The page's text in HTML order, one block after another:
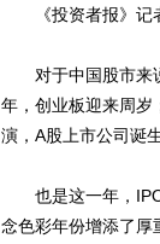
《投资者报》记
对于中国股市来说
年，创业板迎来周岁
演，A股上市公司诞
也是这一年，IPO
念色彩年份增添了厚